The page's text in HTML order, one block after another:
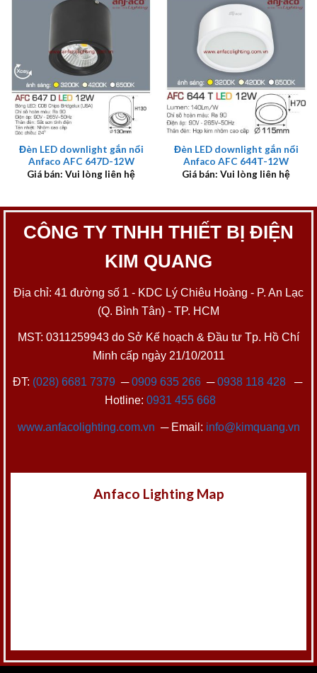
Đèn LED downlight gắn nổi
Anfaco AFC 647D-12W
Giá bán: Vui lòng liên hệ
Đèn LED downlight gắn nổi
Anfaco AFC 644T-12W
Giá bán: Vui lòng liên hệ
CÔNG TY TNHH THIẾT BỊ ĐIỆN
KIM QUANG
Địa chỉ: 41 đường số 1 - KDC Lý Chiêu Hoàng - P. An Lạc
(Q. Bình Tân) - TP. HCM
MST: 0311259943 do Sở Kế hoạch & Đầu tư Tp. Hồ Chí
Minh cấp ngày 21/10/2011
ĐT: (028) 6681 7379 ─0909 635 266─0938 118 428─
Hotline: 0931 455 668
www.anfacolighting.com.vn ─ Email: info@kimquang.vn
Anfaco Lighting Map